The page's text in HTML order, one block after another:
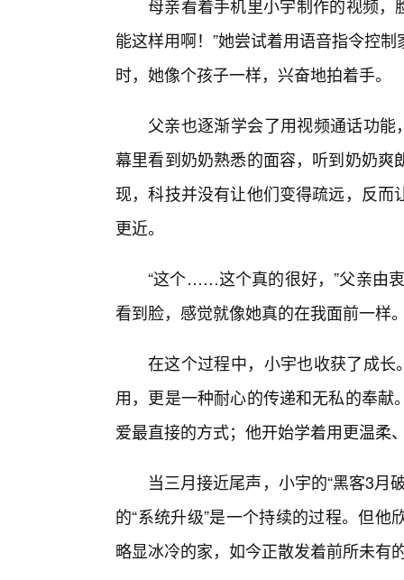
母亲看着手机里小宇制作的视频，
能这样用啊！”她尝试着用语音指令控
时，她像个孩子一样，兴奋地拍着手。
父亲也逐渐学会了用视频通话功能
幕里看到奶奶熟悉的面容，听到奶奶
现，科技并没有让他们变得疏远，反
更近。
“这个……这个真的很好，”父亲由
看到脸，感觉就像她真的在我面前一样
在这个过程中，小宇也收获了成长
用，更是一种耐心的传递和无私的奉
爱最直接的方式；他开始学着用更温
当三月接近尾声，小宇的“黑客3月
的“系统升级”是一个持续的过程。但
略显冰冷的家，如今正散发着前所未有